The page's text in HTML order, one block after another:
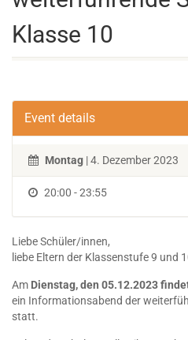
Klasse 10
Event details
Montag | 4. Dezember 2023
20:00 - 23:55
Liebe Schüler/innen,
liebe Eltern der Klassenstufe 9 und
Am Dienstag, den 05.12.2023
ein Informationsabend der
statt.